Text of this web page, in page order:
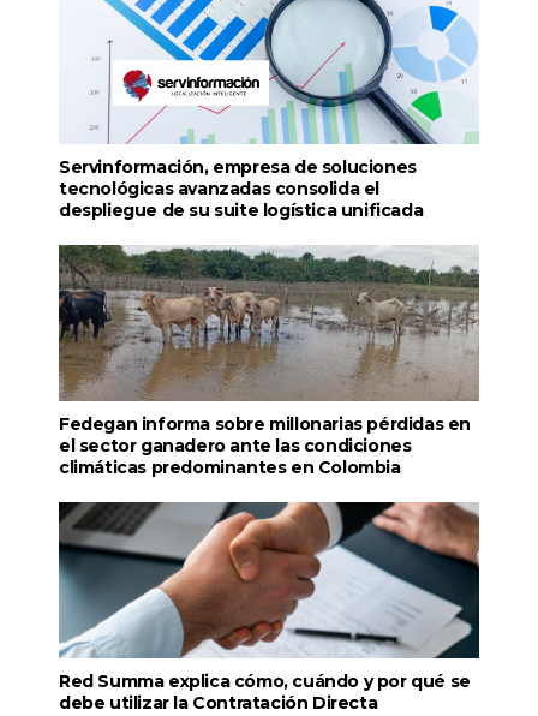
Servinformación, empresa de soluciones
tecnológicas avanzadas consolida el
despliegue de su suite logística unificada
Fedegan informa sobre millonarias pérdidas en
el sector ganadero ante las condiciones
climáticas predominantes en Colombia
Red Summa explica cómo, cuándo y por qué se
debe utilizar la Contratación Directa